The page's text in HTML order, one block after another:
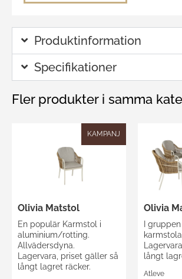
Produktinformation
Specifikationer
Fler produkter i samma
KAMPANJ
Olivia Matstol
En populär Karmstol i
aluminium/rotting.
Allvädersdyna.
Lagervara, priset gäller så
långt lagret räcker.
Olivia
I
långt
Atleve